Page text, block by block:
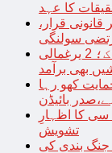
کا عہد
قرار،
سولنگی
غزہ میں مزید 10 اسرائیلی فوجی ہلاک؛ 2 یرغمالی
بھی برآمد
کھو رہا
ہے،صدر بائیڈن
سی کا اظہارِ
تشویش
جنگ بندی کی